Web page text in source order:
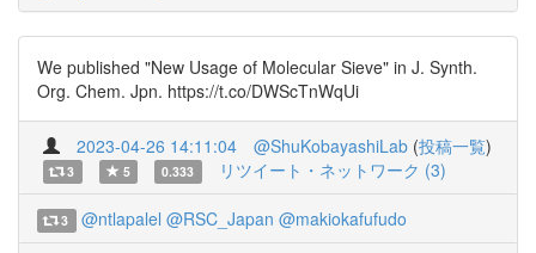
We published "New Usage of Molecular Sieve" in J. Synth.
Org. Chem. Jpn. https://t.co/DWScTnWqUi
2023-04-26 14:11:04 @ShuKobayashiLab (投稿一覧)
3 5 0.333 リツイート・ネットワーク (3)
3 @ntlapalel @RSC_Japan @makiokafufudo